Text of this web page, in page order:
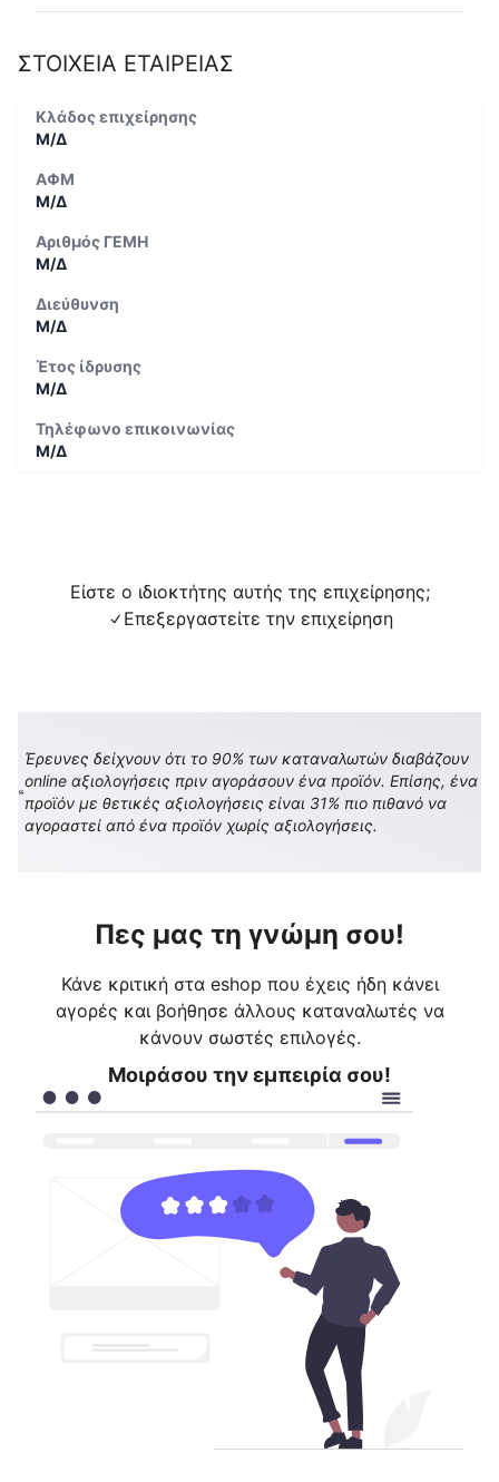
ΣΤΟΙΧΕΙΑ ΕΤΑΙΡΕΙΑΣ
Κλάδος επιχείρησης
Μ/Δ
ΑΦΜ
Μ/Δ
Αριθμός ΓΕΜΗ
Μ/Δ
Διεύθυνση
Μ/Δ
Έτος ίδρυσης
Μ/Δ
Τηλέφωνο επικοινωνίας
Μ/Δ
Είστε ο ιδιοκτήτης αυτής της επιχείρησης;
Επεξεργαστείτε την επιχείρηση
Έρευνες δείχνουν ότι το 90% των καταναλωτών διαβάζουν
online αξιολογήσεις πριν αγοράσουν ένα προϊόν. Επίσης, ένα
προϊόν με θετικές αξιολογήσεις είναι 31% πιο πιθανό να
αγοραστεί από ένα προϊόν χωρίς αξιολογήσεις.
Πες μας τη γνώμη σου!
Κάνε κριτική στα eshop που έχεις ήδη κάνει
αγορές και βοήθησε άλλους καταναλωτές να
κάνουν σωστές επιλογές.
Μοιράσου την εμπειρία σου!